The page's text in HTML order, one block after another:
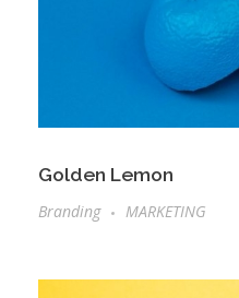
Golden Lemon
Branding
MARKETING